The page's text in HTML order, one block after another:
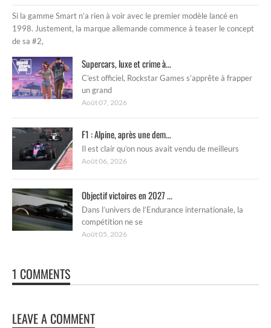
Si la gamme Smart n’a rien à voir avec le premier modèle lancé en
1998. Justement, la marque allemande commence à teaser le concept
de sa #2,
Supercars, luxe et crime à...
C’est officiel, Rockstar Games s’apprête à frapper
un grand
Août 07, 2026
F1 : Alpine, après une dem...
Il est clair qu’on nous avait vendu de meilleurs
Août 06, 2026
Objectif victoires en 2027 ...
Dans l’univers de l’Endurance internationale, la
compétition ne se
Août 05, 2026
1 COMMENTS
LEAVE A COMMENT